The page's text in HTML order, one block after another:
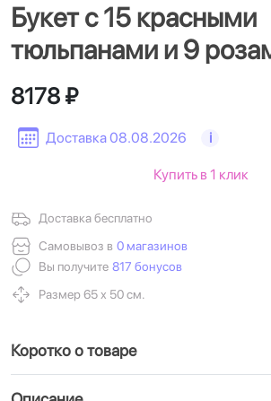
Букет с 15 красными
тюльпанами и 9
Доставка 08.08.2026 i
8178 ₽
Доставка бесплатно
Самовывоз в 0 магазинов
Вы получите 817 бонусов
Размер 65 х 50 см.
Купить в 1 клик
Коротко о товаре